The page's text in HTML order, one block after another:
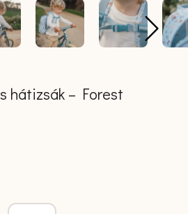
hátizsák – Forest
Little Dutch ovis hátizsák - Forest